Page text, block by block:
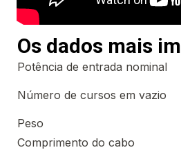
Os dados mais
Potência de entrada nominal
Número de cursos em vazio
Peso
Comprimento do cabo